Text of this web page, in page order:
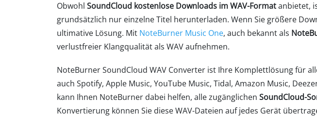
Obwohl SoundCloud kostenlose Downloads im WAV-Formatanbietet,
grundsätzlich nur einzelne Titel herunterladen. Wenn Sie größere
ultimative Lösung. Mit NoteBurner Music One, auch bekannt als
verlustfreier Klangqualität als WAV aufnehmen.
NoteBurner SoundCloud WAV Converter ist Ihre Komplettlösung für
auch Spotify, Apple Music, YouTube Music, Tidal, Amazon Music,
kann Ihnen NoteBurner dabei helfen, alle zugänglichen SoundCloud-
Konvertierung können Sie diese WAV-Dateien auf jedes Gerät